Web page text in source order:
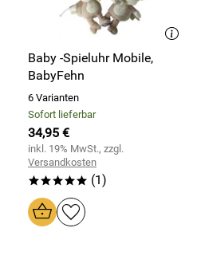
Baby -Spieluhr Mobile,
BabyFehn
6 Varianten
Sofort lieferbar
34,95 €
inkl. 19% MwSt., zzgl.
Versandkosten
***** (1)